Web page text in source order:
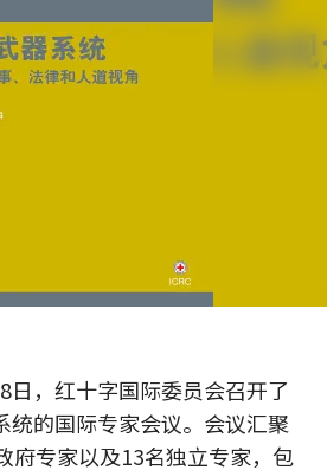
日，红十字国际委员会召开了
统的国际专家会议。会议汇聚
府专家以及13名独立专家，包